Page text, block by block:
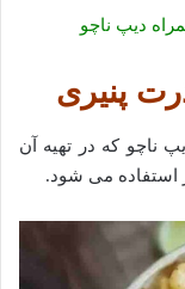
دیپ ناچو
پنیری
ناچو که در تهیه آن
استفاده می شود.